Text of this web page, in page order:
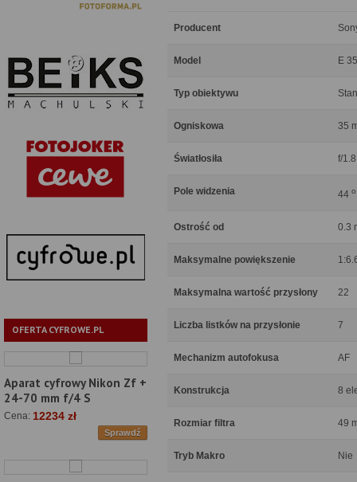
OFERTA CYFROWE.PL
Aparat cyfrowy Nikon Zf +
24-70 mm f/4 S
Cena: 12234 zł
Sprawdź
Producent
Model E
Typ obiektywu
Ogniskowa 35
Światłosiła f/1.8
Pole widzenia 44 o
Ostrość od 0.3
Maksymalne powiększenie
Maksymalna wartość przysłony 22
Liczba listków na przysłonie 7
Mechanizm autofokusa AF
Konstrukcja 8
Rozmiar filtra 49
Tryb Makro Nie